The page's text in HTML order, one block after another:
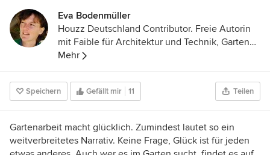
Eva Bodenmüller
Houzz Deutschland Contributor. Freie Autorin
mit Faible für Architektur und Technik, Garten
und Kulinarik
Mehr
Speichern Gefällt mir 11 Teilen
Gartenarbeit macht glücklich. Zumindest lautet so ein
weitverbreitetes Narrativ. Keine Frage, Glück ist für jeden